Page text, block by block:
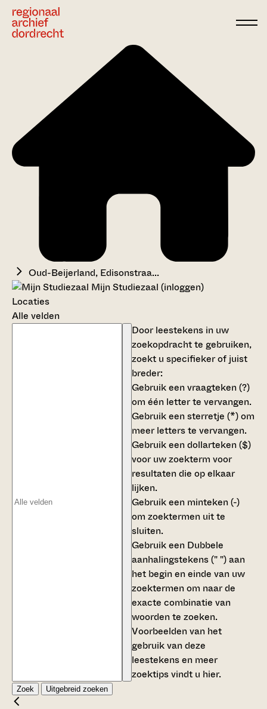
Oud-Beijerland, Edisonstraa...
Mijn Studiezaal (inloggen)
Locaties
Alle velden
Door leestekens in uw
zoekopdracht te gebruiken,
zoekt u specifieker of juist
breder:
Gebruik eenvraagteken (?)
om één letter te vervangen.
Gebruik eensterretje (*)om
meer letters te vervangen.
Gebruik eendollarteken ($)
voor uw zoekterm voor
resultaten die op elkaar
lijken.
Gebruik een minteken (-)
om zoektermen uit te
sluiten.
Gebruik een Dubbele
aanhalingstekens (" ")aan
het begin en einde van uw
zoektermen om naar de
exacte combinatie van
woorden te zoeken.
Voorbeelden van het
gebruik van deze
leestekens en meer
zoektips vindt u hier.
Zoek Uitgebreid zoeken